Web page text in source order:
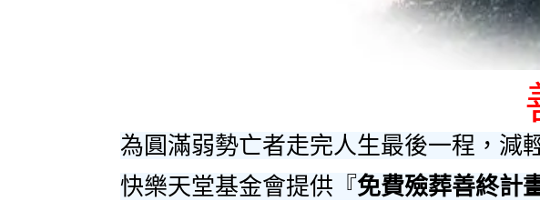
為圓滿弱勢亡者走完人生最後一程，減
快樂天堂基金會提供『免費殮葬善終計